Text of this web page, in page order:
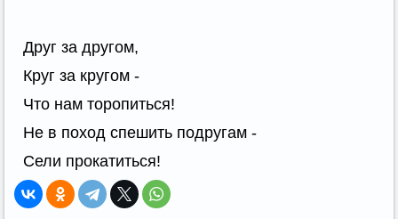
Друг за другом,
Круг за кругом -
Что нам торопиться!
Не в поход спешить подругам -
Сели прокатиться!